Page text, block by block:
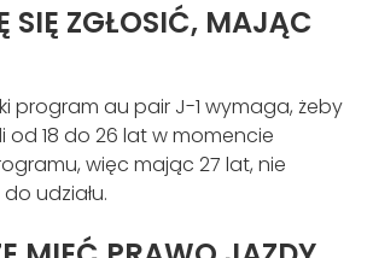
SIĘ ZGŁOSIĆ, MAJĄC
program au pair J-1 wymaga, żeby
od 18 do 26 lat w momencie
więc mając 27 lat, nie
udziału.